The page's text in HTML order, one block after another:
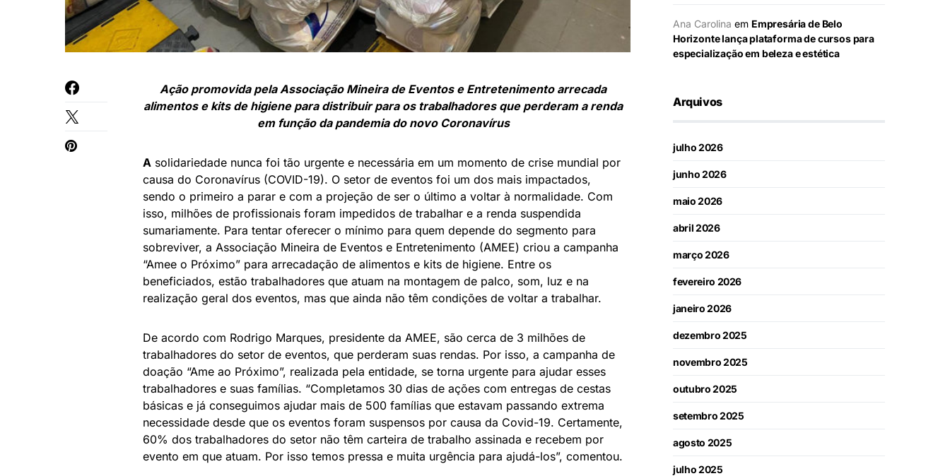
Ação promovida pela Associação Mineira de Eventos e Entretenimento arrecada
alimentos e kits de higiene para distribuir para os trabalhadores que perderam a renda
em função da pandemia do novo Coronavírus
A solidariedade nunca foi tão urgente e necessária em um momento de crise mundial por
causa do Coronavírus (COVID-19). O setor de eventos foi um dos mais impactados,
sendo o primeiro a parar e com a projeção de ser o último a voltar à normalidade. Com
isso, milhões de profissionais foram impedidos de trabalhar e a renda suspendida
sumariamente. Para tentar oferecer o mínimo para quem depende do segmento para
sobreviver, a Associação Mineira de Eventos e Entretenimento (AMEE) criou a campanha
“Amee o Próximo” para arrecadação de alimentos e kits de higiene. Entre os
beneficiados, estão trabalhadores que atuam na montagem de palco, som, luz e na
realização geral dos eventos, mas que ainda não têm condições de voltar a trabalhar.
De acordo com Rodrigo Marques, presidente da AMEE, são cerca de 3 milhões de
trabalhadores do setor de eventos, que perderam suas rendas. Por isso, a campanha de
doação “Ame ao Próximo”, realizada pela entidade, se torna urgente para ajudar esses
trabalhadores e suas famílias. “Completamos 30 dias de ações com entregas de cestas
básicas e já conseguimos ajudar mais de 500 famílias que estavam passando extrema
necessidade desde que os eventos foram suspensos por causa da Covid-19. Certamente,
60% dos trabalhadores do setor não têm carteira de trabalho assinada e recebem por
evento em que atuam. Por isso temos pressa e muita urgência para ajudá-los”, comentou.
Ana Carolina em Empresária de Belo
Horizonte lança plataforma de cursos para
especialização em beleza e estética
Arquivos
julho 2026
junho 2026
maio 2026
abril 2026
março 2026
fevereiro 2026
janeiro 2026
dezembro 2025
novembro 2025
outubro 2025
setembro 2025
agosto 2025
julho 2025